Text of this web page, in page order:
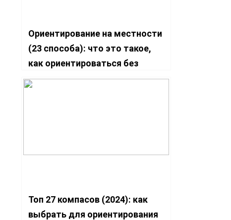
Ориентирование на местности
(23 способа): что это такое,
как ориентироваться без
карты по природным
Топ 27 компасов (2024): как
выбрать для ориентирования